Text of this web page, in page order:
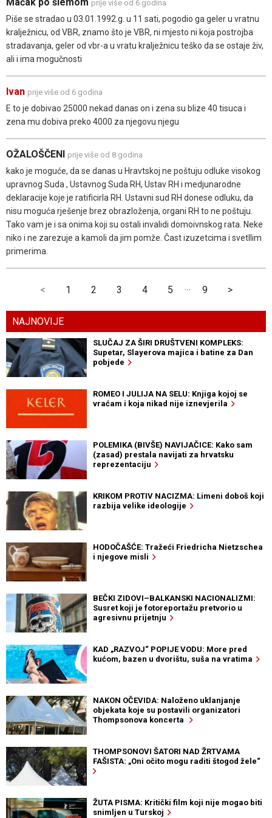
prije više od 6 godina
Piše se stradao u 03.01.1992.g. u 11 sati, pogodio ga geler u vratnu
kralježnicu, od VBR, znamo što je VBR, ni mjesto ni koja postrojba
stradavanja, geler od vbr-a u vratu kralježnicu teško da se ostaje živ,
ali i ima mogučnosti
Ivan prije više od 6 godina
E to je dobivao 25000 nekad danas on i zena su blize 40 tisuca i
zena mu dobiva preko 4000 za njegovu njegu
OŽALOŠČENI prije više od 8 godina
kako je moguće, da se danas u Hravtskoj ne poštuju odluke visokog
upravnog Suda , Ustavnog Suda RH, Ustav RH i medjunarodne
deklaracije koje je ratificirla RH. Ustavni sud RH donese odluku, da
nisu moguća rješenje brez obrazloženja, organi RH to ne poštuju.
Tako vam je i sa onima koji su ostali invalidi domoivnskog rata. Neke
niko i ne zarezuje a kamoli da jim pomže. Čast izuzetcima i svetllim
primerima.
< 1 2 3 4 5 … 9 >
NAJNOVIJE
SLUČAJ ZA ŠIRI DRUŠTVENI KOMPLEKS:
Supetar, Slayerova majica i batine za Dan
pobjede
ROMEO I JULIJA NA SELU: Knjiga kojoj se
vraćam i koja nikad nije iznevjerila
POLEMIKA (BIVŠE) NAVIJAČICE: Kako sam
(zasad) prestala navijati za hrvatsku
reprezentaciju
KRIKOM PROTIV NACIZMA: Limeni doboš koji
razbija velike ideologije
HODOČAŠĆE: Tražeći Friedricha Nietzschea
i njegove misli
BEČKI ZIDOVI–BALKANSKI NACIONALIZMI:
Susret koji je fotoreportažu pretvorio u
agresivnu prijetnju
KAD „RAZVOJ“ POPIJE VODU: More pred
kućom, bazen u dvorištu, suša na vratima
NAKON OČEVIDA: Naloženo uklanjanje
objekata koje su postavili organizatori
Thompsonova koncerta
THOMPSONOVI ŠATORI NAD ŽRTVAMA
FAŠISTA: „Oni očito mogu raditi štogod žele“
ŽUTA PISMA: Kritički film koji nije mogao biti
snimljen u Turskoj